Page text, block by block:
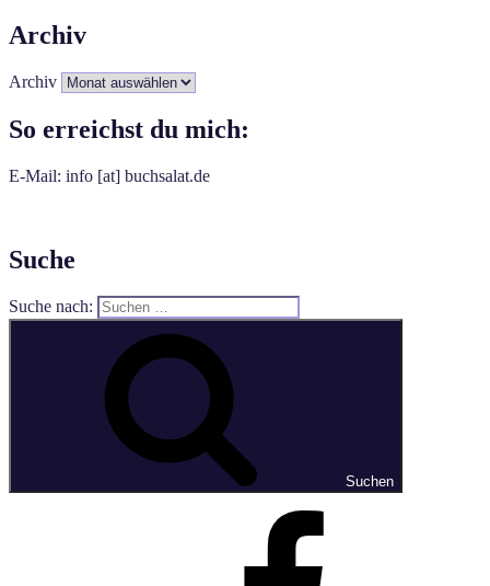
Archiv
Archiv
So erreichst du mich:
E-Mail: info [at] buchsalat.de
Suche
Suche nach:
Suchen